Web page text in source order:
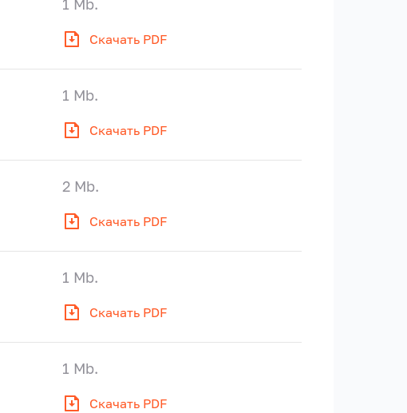
Скачать PDF
1 Mb.
Скачать PDF
1 Mb.
Скачать PDF
2 Mb.
Скачать PDF
1 Mb.
Скачать PDF
1 Mb.